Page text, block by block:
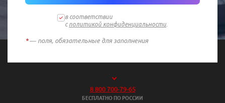
в соответствии
с политикой конфиденциальности
*— поля, обязательные для заполнения
8 800 700-79-65
БЕСПЛАТНО ПО РОССИИ